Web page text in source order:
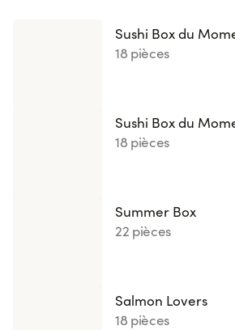
Sushi Box du
18 pièces
Sushi Box du
18 pièces
Summer Box
22 pièces
Salmon Lovers
18 pièces